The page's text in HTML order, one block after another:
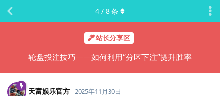
站长分享区
轮盘投注技巧——如何利用“分区下注”提升胜率
4 / 8 条
天富娱乐官方 2025年11月30日